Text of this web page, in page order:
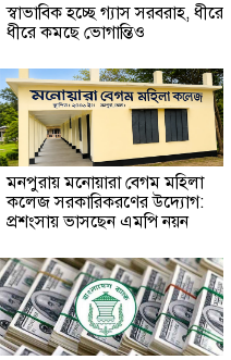
স্বাভাবিক হচ্ছে গ্যাস সরবরাহ, ধীরে
ধীরে কমছে ভোগান্তিও
মনপুরায় মনোয়ারা বেগম মহিলা
কলেজ সরকারিকরণের উদ্যোগ:
প্রশংসায় ভাসছেন এমপি নয়ন